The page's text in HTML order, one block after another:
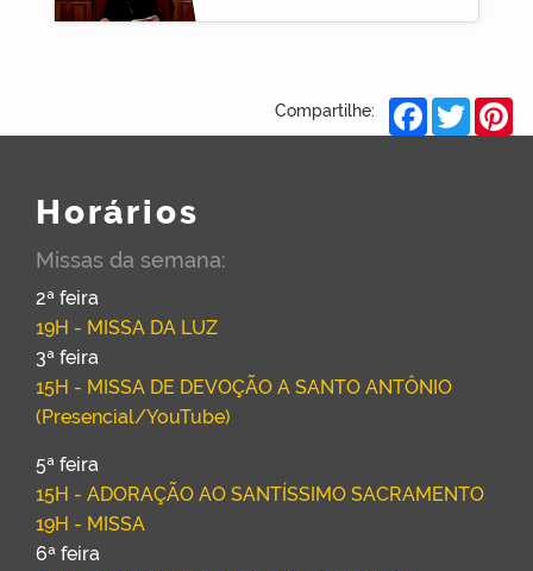
Compartilhe: Facebook
Twitter
Horários
Missas da semana:
2ª feira
19H - MISSA DA LUZ
3ª feira
15H - MISSA DE DEVOÇÃO A SANTO ANTÔNIO
(Presencial/YouTube)
5ª feira
15H - ADORAÇÃO AO SANTÍSSIMO SACRAMENTO
19H - MISSA
6ª feira